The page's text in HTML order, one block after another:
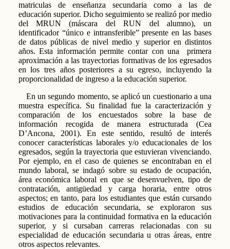
matriculas de enseñanza secundaria como a las de
educación superior. Dicho seguimiento se realizó por medio
del MRUN (máscara del RUN del alumno), un
identificador “único e intransferible” presente en las bases
de datos públicas de nivel medio y superior en distintos
años. Esta información permite contar con una primera
aproximación a las trayectorias formativas de los egresados
en los tres años posteriores a su egreso, incluyendo la
proporcionalidad de ingreso a la educación superior.
En un segundo momento, se aplicó un cuestionario a una
muestra específica. Su finalidad fue la caracterización y
comparación de los encuestados sobre la base de
información recogida de manera estructurada (Cea
D’Ancona, 2001). En este sentido, resultó de interés
conocer características laborales y/o educacionales de los
egresados, según la trayectoria que estuvieran vivenciando.
Por ejemplo, en el caso de quienes se encontraban en el
mundo laboral, se indagó sobre su estado de ocupación,
área económica laboral en que se desenvuelven, tipo de
contratación, antigüedad y carga horaria, entre otros
aspectos; en tanto, para los estudiantes que están cursando
estudios de educación secundaria, se exploraron sus
motivaciones para la continuidad formativa en la educación
superior, y si cursaban carreras relacionadas con su
especialidad de educación secundaria u otras áreas, entre
otros aspectos relevantes.